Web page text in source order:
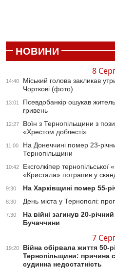
НОВИНИ
8
14:40
Міський голова закликав
Чорткові (фото)
13:01
Псевдобанкір ошукав
гривень
12:27
Воїн з Тернопільщини з
«Хрестом доблесті»
11:00
На Донеччині помер 23-
Тернопільщини
10:42
Ексголкіпер тернопільської
«Кристала» потрапив у
9:30 На Харківщині помер 55-
8:30 День міста у Тернополі:
7:30
На війні загинув 20-
Бучаччини
7
19:20
Війна обірвала життя 50-
Тернопільщини: причина
судинна недостатність